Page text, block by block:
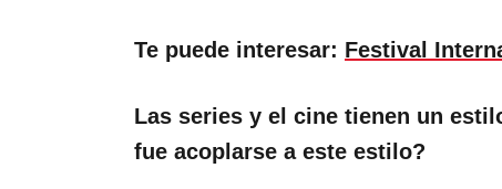
Te puede interesar: Festival
Las series y el cine tienen un
fue acoplarse a este estilo?